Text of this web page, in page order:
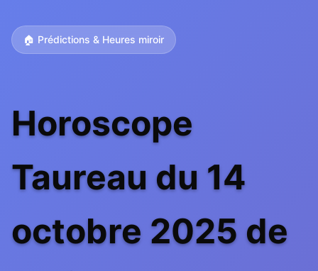
🏠 Prédictions & Heures miroir
Horoscope
Taureau du 14
octobre 2025 de